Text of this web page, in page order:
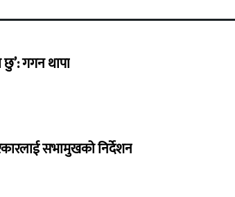
गगन थापा
सभामुखको निर्देशन